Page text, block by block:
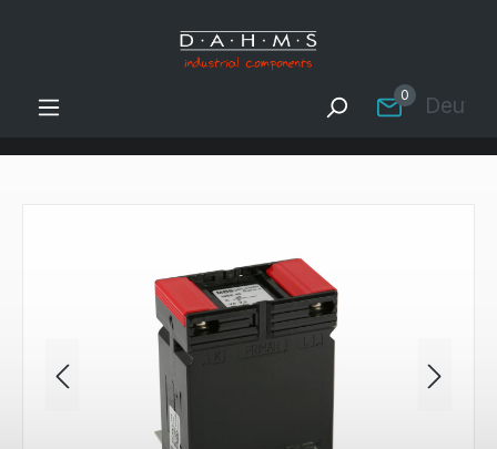
Zum Hauptinhalt springen
0
Bildergalerie überspringen